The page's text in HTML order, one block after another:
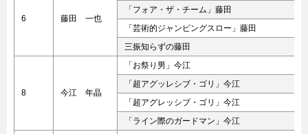
6 藤田 一也
「フォア・ザ・チーム」藤田
「芸術的ジャンピングスロー」藤田
三振知らずの藤田
8 今江 年晶
「お祭り男」今江
「超アグッレシブ・ゴリ」今江
「超アグレッシブ・ゴリ」今江
「ライン際のガードマン」今江